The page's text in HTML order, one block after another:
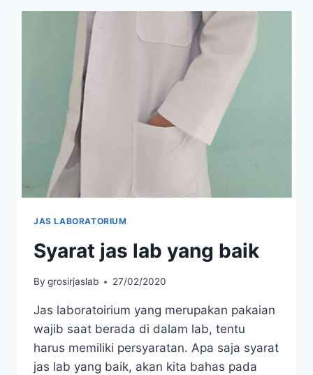
JAS LABORATORIUM
Syarat jas lab yang baik
By grosirjaslab 27/02/2020
Jas laboratoirium yang merupakan pakaian
wajib saat berada di dalam lab, tentu
harus memiliki persyaratan. Apa saja syarat
jas lab yang baik, akan kita bahas pada